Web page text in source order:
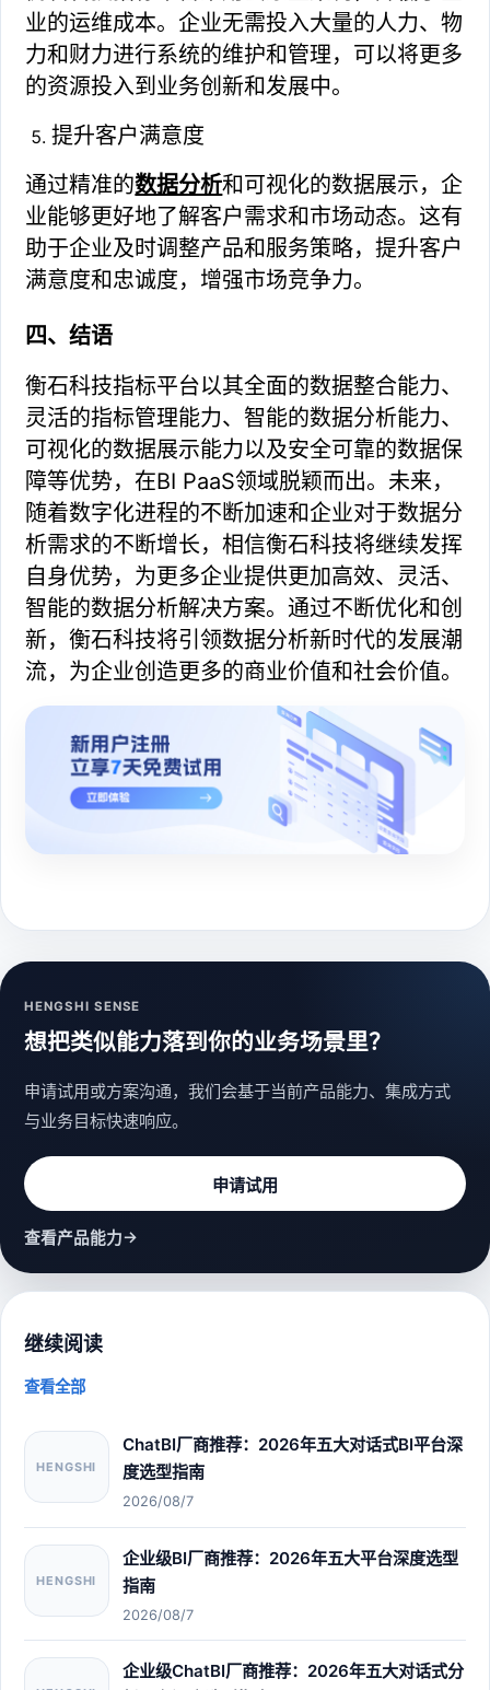
业的运维成本。企业无需投入大量的人力、物
力和财力进行系统的维护和管理，可以将更多
的资源投入到业务创新和发展中。
提升客户满意度
通过精准的数据分析和可视化的数据展示，企
业能够更好地了解客户需求和市场动态。这有
助于企业及时调整产品和服务策略，提升客户
满意度和忠诚度，增强市场竞争力。
四、结语
衡石科技指标平台以其全面的数据整合能力、
灵活的指标管理能力、智能的数据分析能力、
可视化的数据展示能力以及安全可靠的数据保
障等优势，在BI PaaS领域脱颖而出。未来，
随着数字化进程的不断加速和企业对于数据分
析需求的不断增长，相信衡石科技将继续发挥
自身优势，为更多企业提供更加高效、灵活、
智能的数据分析解决方案。通过不断优化和创
新，衡石科技将引领数据分析新时代的发展潮
流，为企业创造更多的商业价值和社会价值。
HENGSHI SENSE
想把类似能力落到你的业务场景里？
申请试用或方案沟通，我们会基于当前产品能力、集成方式
与业务目标快速响应。
申请试用
查看产品能力→
继续阅读
查看全部
HENGSHI
ChatBI厂商推荐：2026年五大对话式BI平台深
度选型指南
2026/08/7
HENGSHI
企业级BI厂商推荐：2026年五大平台深度选型
指南
2026/08/7
企业级ChatBI厂商推荐：2026年五大对话式分